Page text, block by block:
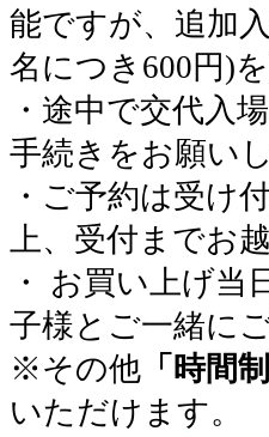
能ですが、追加
名につき600円)
・途中で交代入
手続きをお願い
・ご予約は受け
上、受付までお
・ お買い上げ当
子様とご一緒に
※その他 「時間
いただけます。